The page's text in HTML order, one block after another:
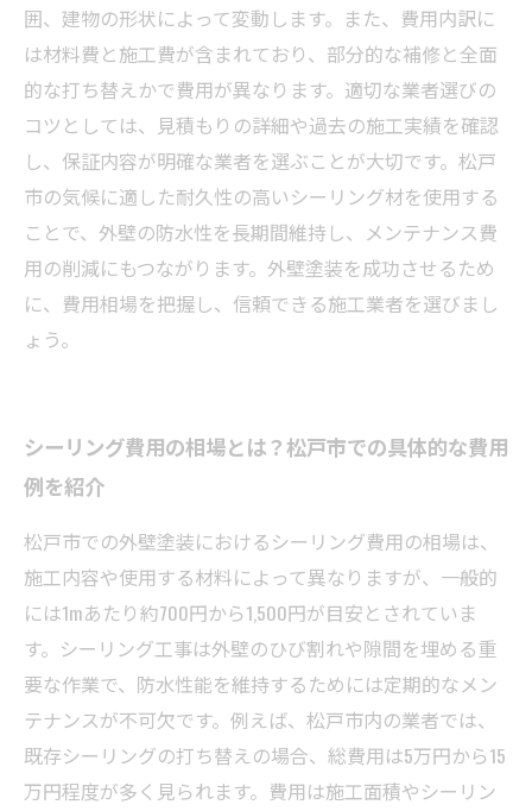
囲、建物の形状によって変動します。また、費用内訳に
は材料費と施工費が含まれており、部分的な補修と全面
的な打ち替えかで費用が異なります。適切な業者選びの
コツとしては、見積もりの詳細や過去の施工実績を確認
し、保証内容が明確な業者を選ぶことが大切です。松戸
市の気候に適した耐久性の高いシーリング材を使用する
ことで、外壁の防水性を長期間維持し、メンテナンス費
用の削減にもつながります。外壁塗装を成功させるため
に、費用相場を把握し、信頼できる施工業者を選びまし
ょう。
シーリング費用の相場とは？松戸市での具体的な費用
例を紹介
松戸市での外壁塗装におけるシーリング費用の相場は、
施工内容や使用する材料によって異なりますが、一般的
には1mあたり約700円から1,500円が目安とされていま
す。シーリング工事は外壁のひび割れや隙間を埋める重
要な作業で、防水性能を維持するためには定期的なメン
テナンスが不可欠です。例えば、松戸市内の業者では、
既存シーリングの打ち替えの場合、総費用は5万円から15
万円程度が多く見られます。費用は施工面積やシーリン